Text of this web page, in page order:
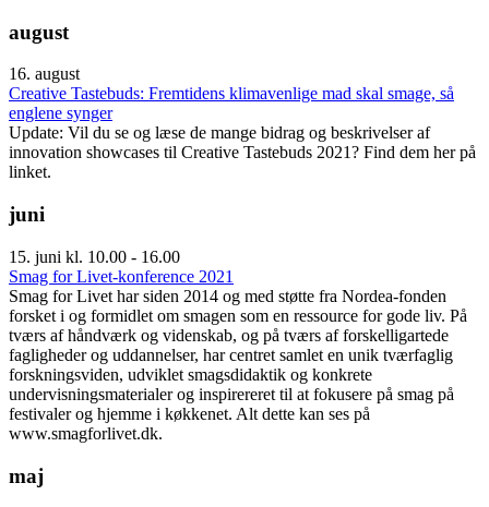
august
16. august
Creative Tastebuds: Fremtidens klimavenlige mad skal smage, så
englene synger
Update: Vil du se og læse de mange bidrag og beskrivelser af
innovation showcases til Creative Tastebuds 2021? Find dem her på
linket.
juni
15. juni kl. 10.00 - 16.00
Smag for Livet-konference 2021
Smag for Livet har siden 2014 og med støtte fra Nordea-fonden
forsket i og formidlet om smagen som en ressource for gode liv. På
tværs af håndværk og videnskab, og på tværs af forskelligartede
fagligheder og uddannelser, har centret samlet en unik tværfaglig
forskningsviden, udviklet smagsdidaktik og konkrete
undervisningsmaterialer og inspirereret til at fokusere på smag på
festivaler og hjemme i køkkenet. Alt dette kan ses på
www.smagforlivet.dk.
maj